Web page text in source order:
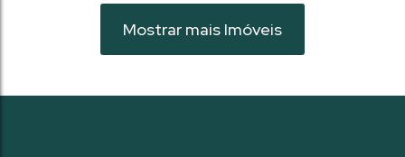
Mostrar mais Imóveis